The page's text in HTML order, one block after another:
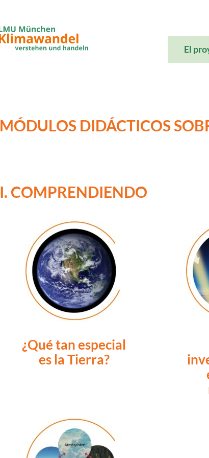
Main
El
MÓDULOS DIDÁCTICOS
I. COMPRENDIENDO
¿Qué tan especial
es la Tierra?